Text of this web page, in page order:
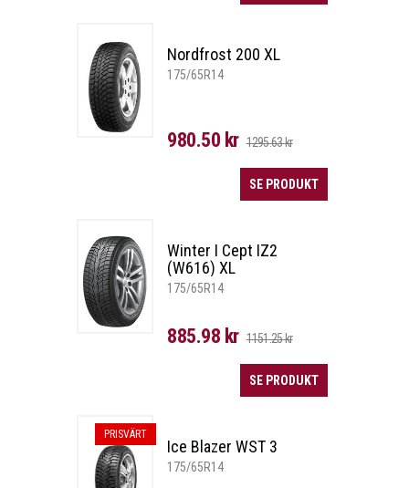
Nordfrost 200 XL
175/65R14
980.50 kr 1295.63 kr
SE PRODUKT
Winter I Cept IZ2
(W616) XL
175/65R14
885.98 kr 1151.25 kr
SE PRODUKT
PRISVÄRT
Ice Blazer WST 3
175/65R14